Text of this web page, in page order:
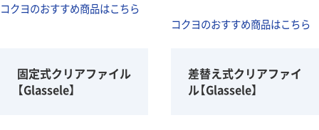
コクヨのおすすめ商品はこちら
コクヨのおすすめ商品はこちら
固定式クリアファイル
【Glassele】
差替え式クリアファイ
ル【Glassele】